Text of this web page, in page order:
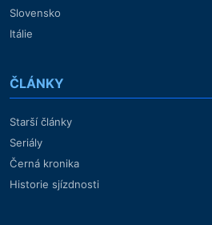
Slovensko
Itálie
ČLÁNKY
Starší články
Seriály
Černá kronika
Historie sjízdnosti